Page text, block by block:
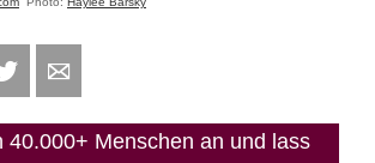
Twitter
40.000+ Menschen an und lass